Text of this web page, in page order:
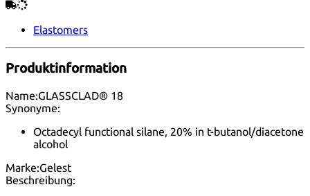
Elastomers
Produktinformation
Name:GLASSCLAD® 18
Synonyme:
Octadecyl functional silane, 20% in t-butanol/diacetone
alcohol
Marke:Gelest
Beschreibung: